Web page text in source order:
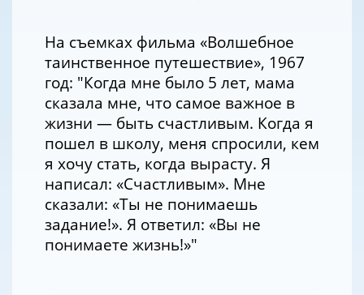
На съемках фильма «Волшебное
таинственное путешествие», 1967
год: "Когда мне было 5 лет, мама
сказала мне, что самое важное в
жизни — быть счастливым. Когда я
пошел в школу, меня спросили, кем
я хочу стать, когда вырасту. Я
написал: «Счастливым». Мне
сказали: «Ты не понимаешь
задание!». Я ответил: «Вы не
понимаете жизнь!»"